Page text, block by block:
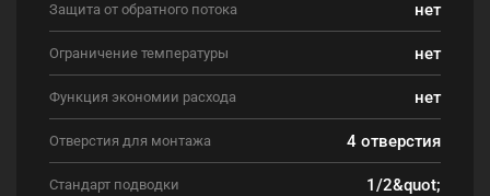
Защита от обратного потока нет
Ограничение температуры нет
Функция экономии расхода нет
Отверстия для монтажа 4 отверстия
Стандарт подводки 1/2&quot;